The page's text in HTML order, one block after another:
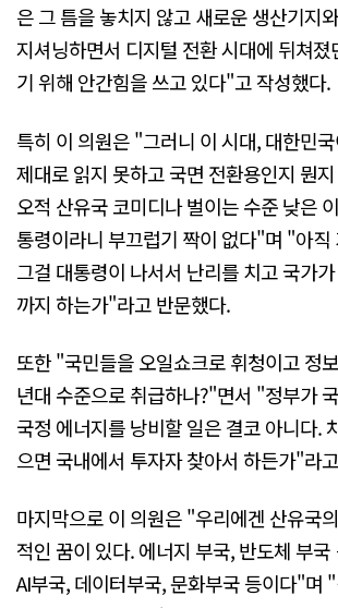
은 그 틈을 놓치지 않고 새로운 생산기지
지셔닝하면서 디지털 전환 시대에 뒤쳐
기 위해 안간힘을 쓰고 있다"고 작성했다.
특히 이 의원은 "그러니 이 시대, 대한민
제대로 읽지 못하고 국면 전환용인지 뭔
오적 산유국 코미디나 벌이는 수준 낮은
통령이라니 부끄럽기 짝이 없다"며 "아직
그걸 대통령이 나서서 난리를 치고 국가
까지 하는가"라고 반문했다.
또한 "국민들을 오일쇼크로 휘청이고 정
년대 수준으로 취급하나?"면서 "정부가
국정 에너지를 낭비할 일은 결코 아니다.
으면 국내에서 투자자 찾아서 하든가"라
마지막으로 이 의원은 "우리에겐 산유국
적인 꿈이 있다. 에너지 부국, 반도체 부
AI부국, 데이터부국, 문화부국 등이다"며